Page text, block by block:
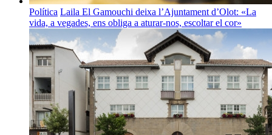
Política Laila El Gamouchi deixa l’Ajuntament d’Olot: «La
vida, a vegades, ens obliga a aturar-nos, escoltar el cor»